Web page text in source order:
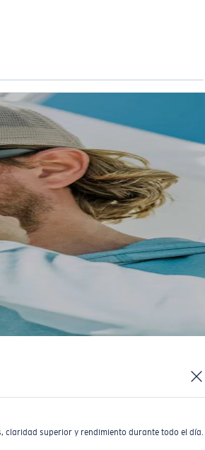
claridad superior y rendimiento durante todo el día.